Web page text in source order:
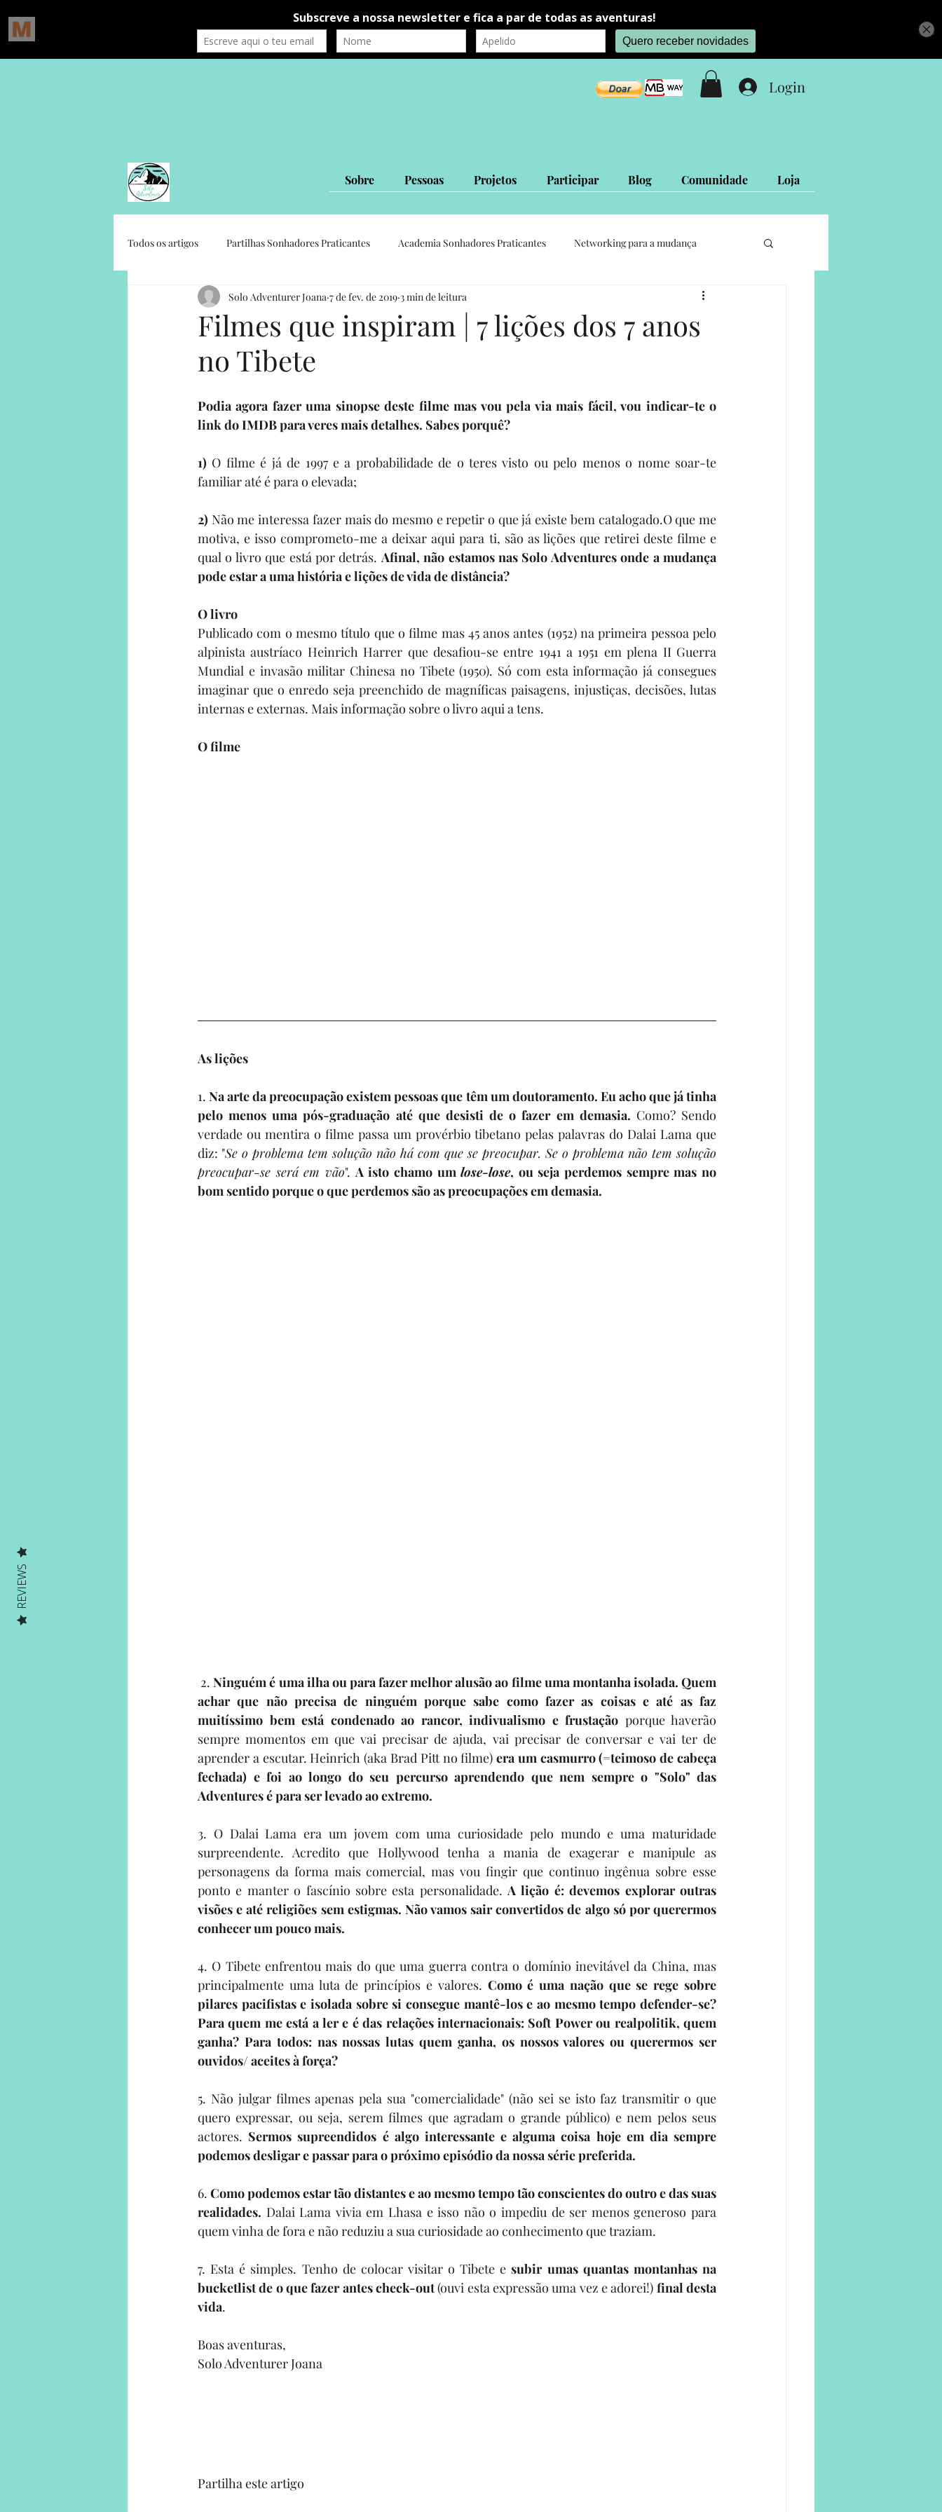
Login
Sobre Pessoas Projetos Participar Blog Comunidade Loja
Todos os artigos Partilhas Sonhadores Praticantes Academia Sonhadores Praticantes Networking para a mudança
Gratidão Social Crónicas autorrealização autoconhecimento
Human on a mission Solo Adventurers
Solo Adventures Explica Parcerias Programa Sonhadores Praticantes
Filmes que inspiram | 7 lições dos 7 anos
no Tibete
Solo Adventurer Joana 7 de fev. de 2019 3 min de leitura
link do IMDB para veres mais detalhes. Sabes porquê?
1) O filme é já de 1997 e a probabilidade de o teres visto ou pelo menos o nome soar-te
familiar até é para o elevada;
2) Não me interessa fazer mais do mesmo e repetir o que já existe bem catalogado.O que me
motiva, e isso comprometo-me a deixar aqui para ti, são as lições que retirei deste filme e
qual o livro que está por detrás. Afinal, não estamos nas Solo Adventures onde a mudança
pode estar a uma história e lições de vida de distância?
O livro
Publicado com o mesmo título que o filme mas 45 anos antes (1952) na primeira pessoa pelo
alpinista austríaco Heinrich Harrer que desafiou-se entre 1941 a 1951 em plena II Guerra
Mundial e invasão militar Chinesa no Tibete (1950). Só com esta informação já consegues
imaginar que o enredo seja preenchido de magníficas paisagens, injustiças, decisões, lutas
internas e externas. Mais informação sobre o livro aqui a tens.
O filme
As lições
1. Na arte da preocupação existem pessoas que têm um doutoramento. Eu acho que já tinha
pelo menos uma pós-graduação até que desisti de o fazer em demasia. Como? Sendo
verdade ou mentira o filme passa um provérbio tibetano pelas palavras do Dalai Lama que
diz: "Se o problema tem solução não há com que se preocupar. Se o problema não tem solução
preocupar-se será em vão". A isto chamo um lose-lose, ou seja perdemos sempre mas no
bom sentido porque o que perdemos são as preocupações em demasia.
2. Ninguém é uma ilha ou para fazer melhor alusão ao filme uma montanha isolada. Quem
achar que não precisa de ninguém porque sabe como fazer as coisas e até as faz
muitíssimo bem está condenado ao rancor, indivualismo e frustação porque haverão
sempre momentos em que vai precisar de ajuda, vai precisar de conversar e vai ter de
aprender a escutar. Heinrich (aka Brad Pitt no filme) era um casmurro (=teimoso de cabeça
fechada) e foi ao longo do seu percurso aprendendo que nem sempre o "Solo" das
Adventures é para ser levado ao extremo.
3. O Dalai Lama era um jovem com uma curiosidade pelo mundo e uma maturidade
surpreendente. Acredito que Hollywood tenha a mania de exagerar e manipule as
personagens da forma mais comercial, mas vou fingir que continuo ingênua sobre esse
ponto e manter o fascínio sobre esta personalidade. A lição é: devemos explorar outras
visões e até religiões sem estigmas. Não vamos sair convertidos de algo só por querermos
conhecer um pouco mais.
4. O Tibete enfrentou mais do que uma guerra contra o domínio inevitável da China, mas
principalmente uma luta de princípios e valores. Como é uma nação que se rege sobre
pilares pacifistas e isolada sobre si consegue mantê-los e ao mesmo tempo defender-se?
Para quem me está a ler e é das relações internacionais: Soft Power ou realpolitik, quem
ganha? Para todos: nas nossas lutas quem ganha, os nossos valores ou querermos ser
ouvidos/ aceites à força?
5. Não julgar filmes apenas pela sua "comercialidade" (não sei se isto faz transmitir o que
quero expressar, ou seja, serem filmes que agradam o grande público) e nem pelos seus
actores. Sermos supreendidos é algo interessante e alguma coisa hoje em dia sempre
podemos desligar e passar para o próximo episódio da nossa série preferida.
6. Como podemos estar tão distantes e ao mesmo tempo tão conscientes do outro e das suas
realidades. Dalai Lama vivia em Lhasa e isso não o impediu de ser menos generoso para
quem vinha de fora e não reduziu a sua curiosidade ao conhecimento que traziam.
7. Esta é simples. Tenho de colocar visitar o Tibete e subir umas quantas montanhas na
bucketlist de o que fazer antes check-out (ouvi esta expressão uma vez e adorei!) final desta
vida.
Boas aventuras,
Solo Adventurer Joana
Partilha este artigo
REVIEWS